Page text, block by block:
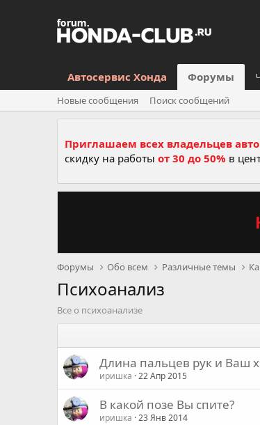
Автосервис Хонда Форумы
Новые сообщения Поиск сообщений
Приглашаем всех владельцев
скидку на работы от 30 до 50% в
Форумы Обо всем Различные темы
Психоанализ
Все о психоанализе
Длина пальцев рук и Ваш
иришка 22 Апр 2015
В какой позе Вы спите?
иришка 23 Янв 2014